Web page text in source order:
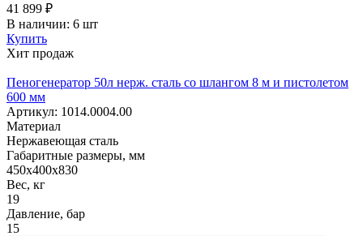
41 899 ₽
В наличии: 6 шт
Купить
Хит продаж
Пеногенератор 50л нерж. сталь со шлангом 8 м и пистолетом
600 мм
Артикул: 1014.0004.00
Материал
Нержавеющая сталь
Габаритные размеры, мм
450х400х830
Вес, кг
19
Давление, бар
15